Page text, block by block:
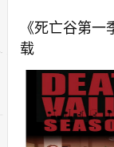
《死亡谷第
载